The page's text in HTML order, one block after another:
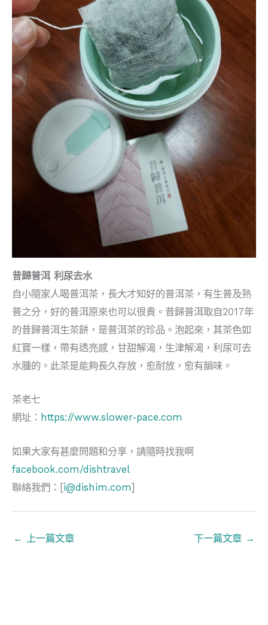
昔歸普洱 利尿去水
自小隨家人喝普洱茶，長大才知好的普洱茶，有生普及熟
普之分，好的普洱原來也可以很貴。昔歸普洱取自2017年
的昔歸普洱生茶餅，是普洱茶的珍品。泡起來，其茶色如
紅寶一樣，帶有透亮感，甘甜解渴，生津解渴，利尿可去
水腫的。此茶是能夠長久存放，愈耐放，愈有韻味。
茶老七
網址： https://www.slower-pace.com
如果大家有甚麼問題和分享，請隨時找我啊
facebook.com/dishtravel
聯絡我們：[i@dishim.com]
← 上一篇文章 下一篇文章 →